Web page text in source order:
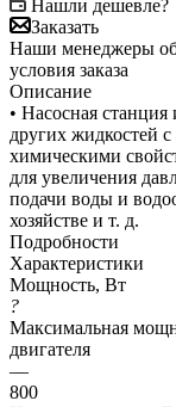
Нашли дешевле?
Заказать
Наши менеджеры
условия заказа
Описание
• Насосная станция
других жидкостей
химическими
для увеличения
подачи воды и
хозяйстве и т. д.
Подробности
Характеристики
Мощность, Вт
?
Максимальная
двигателя
—
800